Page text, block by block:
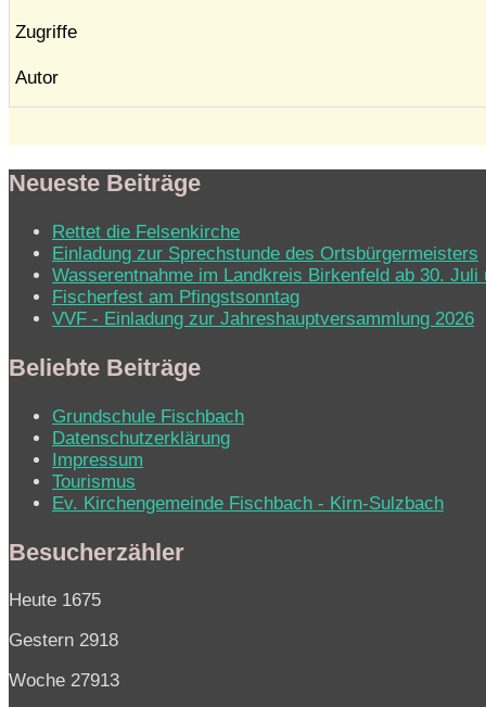
Zugriffe
Autor
Neueste Beiträge
Rettet die Felsenkirche
Einladung zur Sprechstunde des Ortsbürgermeisters
Wasserentnahme im Landkreis Birkenfeld ab 30. Juli
Fischerfest am Pfingstsonntag
VVF - Einladung zur Jahreshauptversammlung 2026
Beliebte Beiträge
Grundschule Fischbach
Datenschutzerklärung
Impressum
Tourismus
Ev. Kirchen­ge­mein­de Fisch­bach - Kirn-Sulz­bach
Besucherzähler
Heute 1675
Gestern 2918
Woche 27913